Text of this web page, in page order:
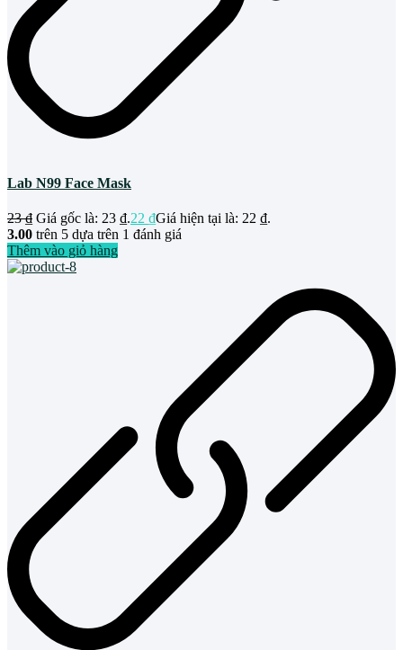
Lab N99 Face Mask
23₫ Giá gốc là: 23 ₫.22 ₫Giá hiện tại là: 22 ₫.
3.00 trên 5 dựa trên 1 đánh giá
Thêm vào giỏ hàng